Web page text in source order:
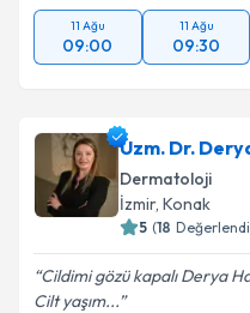
11 Ağu
09:00
11 Ağu
09:30
Uzm. Dr.
Dermatoloji
İzmir, Konak
5 (18
Cildimi gözü kapalı Derya
Cilt yaşım...